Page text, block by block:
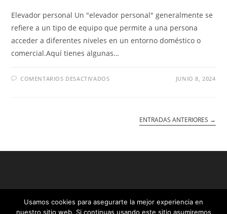
Elevador personal Un "elevador personal" generalmente se
refiere a un tipo de equipo que permite a una persona
acceder a diferentes niveles en un entorno doméstico o
comercial.Aquí tienes algunas…
COMENTARIOS DESACTIVADOSEN JUNIO 8, 2024
ENTRADAS ANTERIORES →
Usamos cookies para asegurarte la mejor experiencia en
nuestro sitio web. Si continuas usando este sitio asumiremos